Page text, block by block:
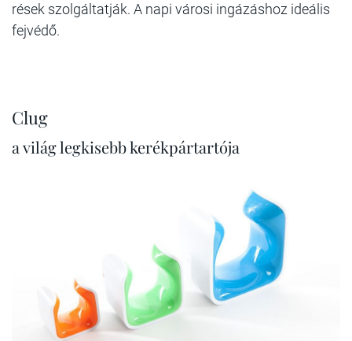
rések szolgáltatják. A napi városi ingázáshoz ideális
fejvédő.
Clug
a világ legkisebb kerékpártartója